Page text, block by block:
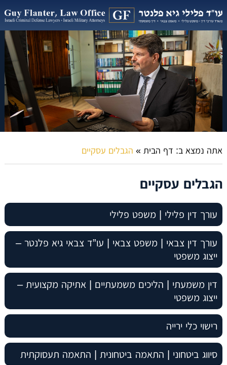
אתה נמצא ב: דף הבית » הגבלים עסקיים
הגבלים עסקיים
עורך דין פלילי | משפט פלילי
עורך דין צבאי | משפט צבאי | עו”ד צבאי גיא פלנטר –
ייצוג משפטי
דין משמעתי | הליכים משמעתיים | אתיקה מקצועית –
ייצוג משפטי
רישוי כלי ירייה
סיווג ביטחוני | התאמה ביטחונית | התאמה תעסוקתית